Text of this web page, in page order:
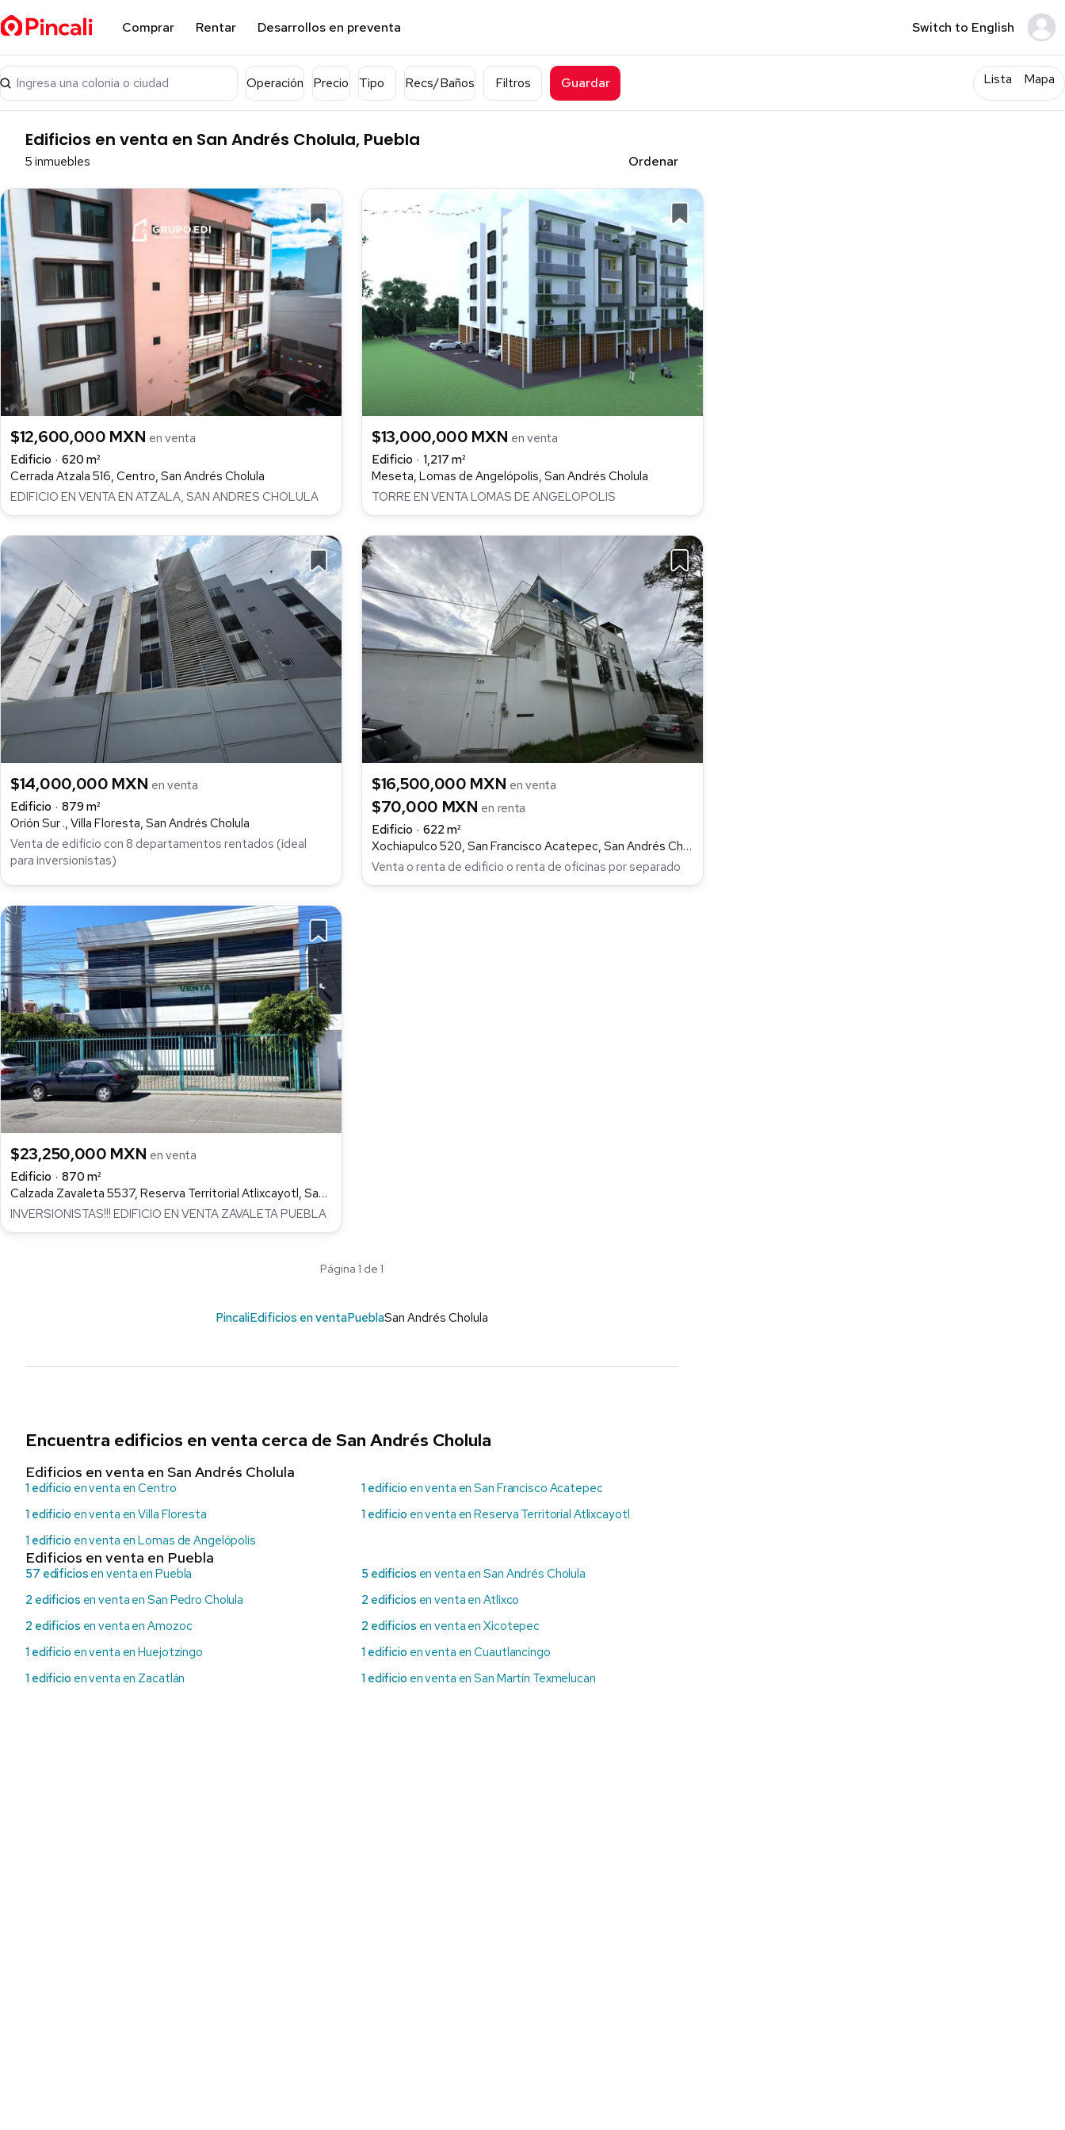
Comprar Rentar Desarrollos en preventa Switch to English
Ingresa una colonia o ciudad Operación Precio Tipo Recs/Baños Filtros Guardar Lista Mapa
Edificios en venta en San Andrés Cholula, Puebla
5 inmuebles Ordenar
$12,600,000 MXN en venta
Edificio
620 m²
Cerrada Atzala 516, Centro, San Andrés Cholula
EDIFICIO EN VENTA EN ATZALA, SAN ANDRES CHOLULA
$13,000,000 MXN en venta
Edificio
1,217 m²
Meseta, Lomas de Angelópolis, San Andrés Cholula
TORRE EN VENTA LOMAS DE ANGELOPOLIS
$14,000,000 MXN en venta
Edificio
879 m²
Orión Sur ., Villa Floresta, San Andrés Cholula
Venta de edificio con 8 departamentos rentados (ideal
para inversionistas)
$16,500,000 MXN en venta
$70,000 MXN en renta
Edificio
622 m²
Xochiapulco 520, San Francisco Acatepec, San Andrés Cholula
Venta o renta de edificio o renta de oficinas por separado
$23,250,000 MXN en venta
Edificio
870 m²
Calzada Zavaleta 5537, Reserva Territorial Atlixcayotl, San Andrés Cholula
INVERSIONISTAS!!! EDIFICIO EN VENTA ZAVALETA PUEBLA
Página 1 de 1
PincaliEdificios en ventaPueblaSan Andrés Cholula
Encuentra edificios en venta cerca de San Andrés Cholula
Edificios en venta en San Andrés Cholula
1 edificio en venta en Centro 1 edificio en venta en San Francisco Acatepec
1 edificio en venta en Villa Floresta 1 edificio en venta en Reserva Territorial Atlixcayotl
1 edificio en venta en Lomas de Angelópolis
Edificios en venta en Puebla
57 edificios en venta en Puebla 5 edificios en venta en San Andrés Cholula
2 edificios en venta en San Pedro Cholula 2 edificios en venta en Atlixco
2 edificios en venta en Amozoc 2 edificios en venta en Xicotepec
1 edificio en venta en Huejotzingo 1 edificio en venta en Cuautlancingo
1 edificio en venta en Zacatlán 1 edificio en venta en San Martín Texmelucan